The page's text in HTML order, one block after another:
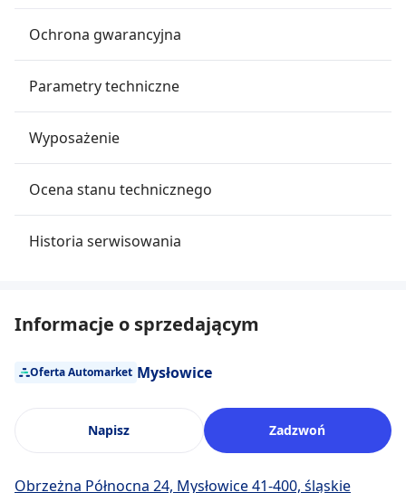
Ochrona gwarancyjna
Parametry techniczne
Wyposażenie
Ocena stanu technicznego
Historia serwisowania
Informacje o sprzedającym
Oferta Automarket Mysłowice
Napisz Zadzwoń
Obrzeżna Północna 24, Mysłowice 41-400, śląskie